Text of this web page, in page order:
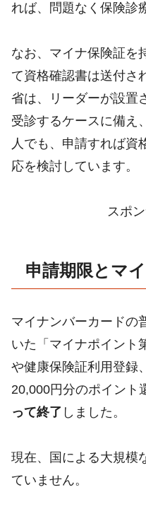
れば、問題なく保険診
なお、マイナ保険証を
て資格確認書は送付さ
省は、リーダーが設置
受診するケースに備え
人でも、申請すれば資
応を検討しています。
スポ
申請期限とマ
マイナンバーカードの
いた「マイナポイント
や健康保険証利用登録
20,000円分のポイント
って終了 しました。
現在、国による大規模
ていません。